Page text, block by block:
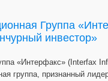
Группа
инвестор»
«Интерфакс» (Interfax
группа, признанный